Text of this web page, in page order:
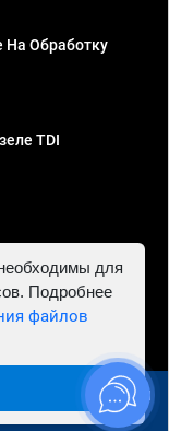
На Обработку
TDI
"Евро Чип
для
Подробнее
файлов